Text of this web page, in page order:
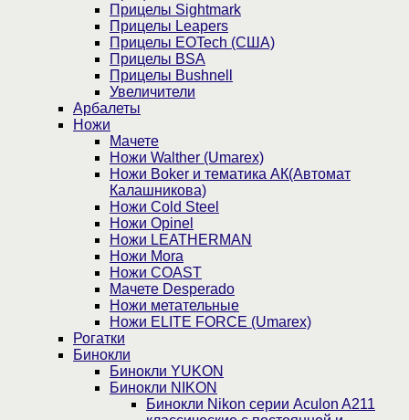
Прицелы Sightmark
Прицелы Leapers
Прицелы EOTech (США)
Прицелы BSA
Прицелы Bushnell
Увеличители
Арбалеты
Ножи
Мачете
Ножи Walther (Umarex)
Ножи Boker и тематика АК(Автомат
Калашникова)
Ножи Cold Steel
Ножи Opinel
Ножи LEATHERMAN
Ножи Mora
Ножи COAST
Мачете Desperado
Ножи метательные
Ножи ELITE FORCE (Umarex)
Рогатки
Бинокли
Бинокли YUKON
Бинокли NIKON
Бинокли Nikon серии Aculon A211